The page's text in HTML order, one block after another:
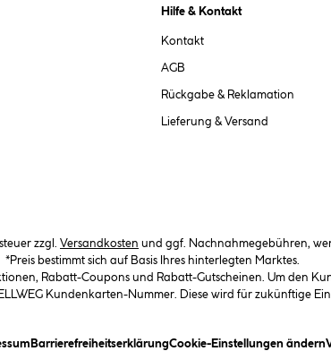
Hilfe & Kontakt
Kontakt
AGB
Rückgabe & Reklamation
Lieferung & Versand
zzgl. Versandkosten und ggf. Nachnahmegebühren,
*Preis bestimmt sich auf Basis Ihres hinterlegten Marktes.
Rabatt-Coupons und Rabatt-Gutscheinen. Um den
Kundenkarten-Nummer. Diese wird für zukünftige
ein Dialogfeld)
(öffnet ein Dialogfeld)
Barrierefreiheitserklärung(öffnet ein Dialogfeld)
Cookie-Einstellungen ändern